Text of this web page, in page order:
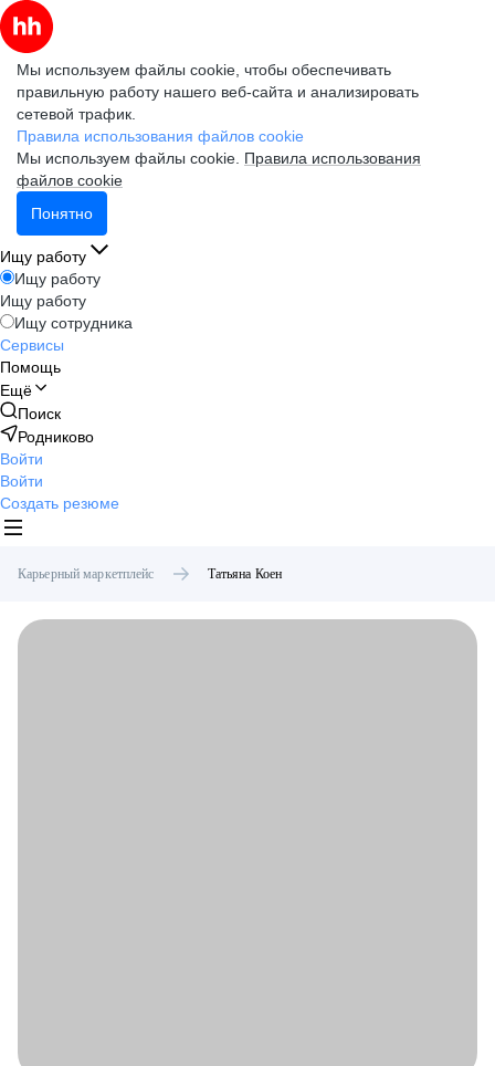
Мы используем файлы cookie, чтобы обеспечивать
правильную работу нашего веб-сайта и анализировать
сетевой трафик.
Правила использования файлов cookie
Мы используем файлы cookie. Правила использования
файлов cookie
Понятно
Ищу работу
Ищу работу
Ищу работу
Ищу сотрудника
Сервисы
Помощь
Ещё
Поиск
Родниково
Войти
Войти
Создать резюме
Карьерный маркетплейс Татьяна Коен